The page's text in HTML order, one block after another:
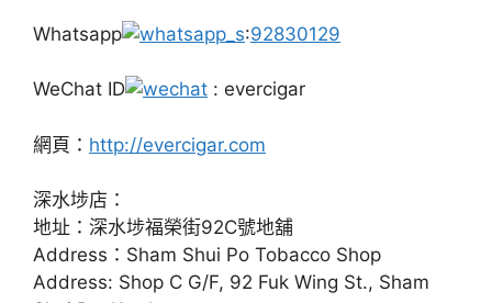
Whatsapp :92830129
WeChat ID : evercigar
網頁： http://evercigar.com
深水埗店：
地址：深水埗福榮街92C號地舖
Address：Sham Shui Po Tobacco Shop
Address: Shop C G/F, 92 Fuk Wing St., Sham